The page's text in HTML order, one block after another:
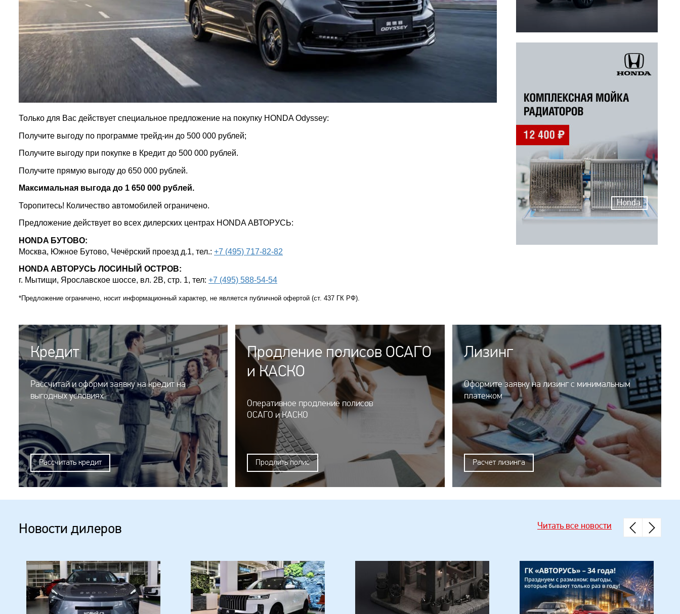
Только для Вас действует специальное предложение на покупку HONDA Odyssey:
Получите выгоду по программе трейд-ин до 500 000 рублей;
Получите выгоду при покупке в Кредит до 500 000 рублей.
Получите прямую выгоду до 650 000 рублей.
Максимальная выгода до 1 650 000 рублей.
Торопитесь! Количество автомобилей ограничено.
Предложение действует во всех дилерских центрах HONDA АВТОРУСЬ:
HONDA БУТОВО:
Москва, Южное Бутово, Чечёрский проезд д.1, тел.: +7 (495) 717-82-82
HONDA АВТОРУСЬ ЛОСИНЫЙ ОСТРОВ:
г. Мытищи, Ярославское шоссе, вл. 2В, стр. 1, тел: +7 (495) 588-54-54
*Предложение ограничено, носит информационный характер, не является публичной офертой (ст. 437 ГК РФ).
Honda
Кредит
Рассчитай и оформи заявку на кредит на
выгодных условиях
Рассчитать кредит
Продление полисов ОСАГО
и КАСКО
Оперативное продление полисов
ОСАГО и КАСКО
Продлить полис
Лизинг
Оформите заявку на лизинг с минимальным
платежом
Расчет лизинга
Новости дилеров Читать все новости